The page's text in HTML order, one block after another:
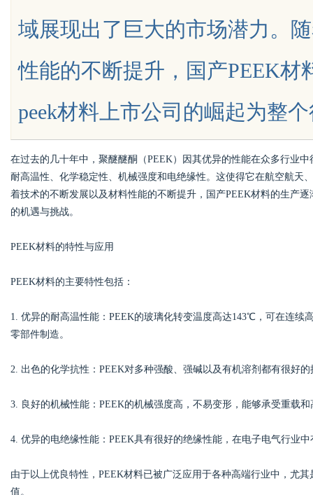
域展现出了巨大的市场潜力。
性能的不断提升，国产PEEK
peek材料上市公司的崛起为整
在过去的几十年中，聚醚醚酮（PEEK）因其优异的性能在众多行业
耐高温性、化学稳定性、机械强度和电绝缘性。这使得它在航空航天
着技术的不断发展以及材料性能的不断提升，国产PEEK材料的生产逐
的机遇与挑战。
PEEK材料的特性与应用
PEEK材料的主要特性包括：
1. 优异的耐高温性能：PEEK的玻璃化转变温度高达143℃，可在连续
零部件制造。
2. 出色的化学抗性：PEEK对多种强酸、强碱以及有机溶剂都有很好
3. 良好的机械性能：PEEK的机械强度高，不易变形，能够承受重载
4. 优异的电绝缘性能：PEEK具有很好的绝缘性能，在电子电气行业
由于以上优良特性，PEEK材料已被广泛应用于各种高端行业中，尤
值。